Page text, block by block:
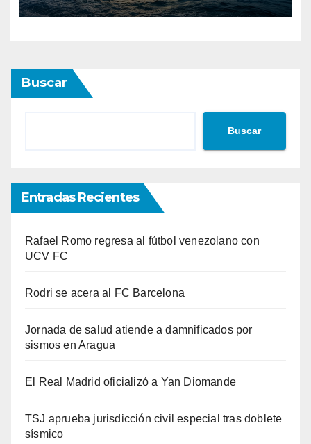
Buscar
Buscar
Entradas Recientes
Rafael Romo regresa al fútbol venezolano con
UCV FC
Rodri se acera al FC Barcelona
Jornada de salud atiende a damnificados por
sismos en Aragua
El Real Madrid oficializó a Yan Diomande
TSJ aprueba jurisdicción civil especial tras doblete
sísmico